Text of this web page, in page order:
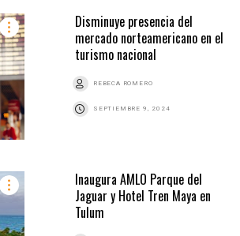
Disminuye presencia del
mercado norteamericano en el
turismo nacional
REBECA ROMERO
SEPTIEMBRE 9, 2024
Inaugura AMLO Parque del
Jaguar y Hotel Tren Maya en
Tulum